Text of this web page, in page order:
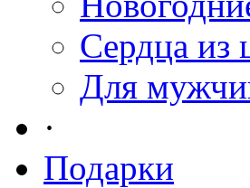
Сердца из
Для
·
Подарки